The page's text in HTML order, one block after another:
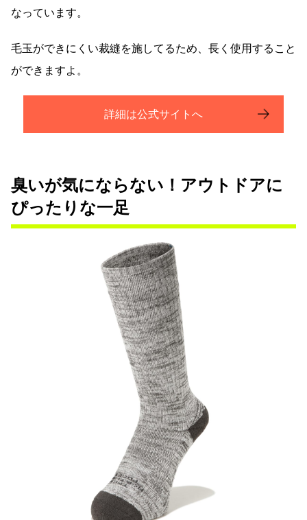
なっています。
毛玉ができにくい裁縫を施してるため、長く使用すること
ができますよ。
詳細は公式サイトへ
臭いが気にならない！アウトドアに
ぴったりな一足